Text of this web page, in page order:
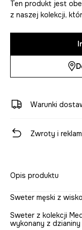
Ten produkt jest
z naszej kolekcji,
Warunki
Zwroty i
Opis produktu
Sweter męski z
Sweter z kolekcji
wykonany z